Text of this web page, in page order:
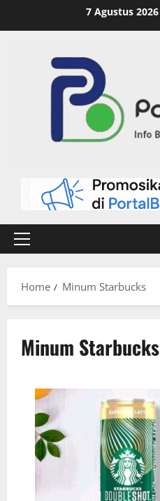
7 Agustus 2026
Home Minum Starbucks
Minum Starbucks